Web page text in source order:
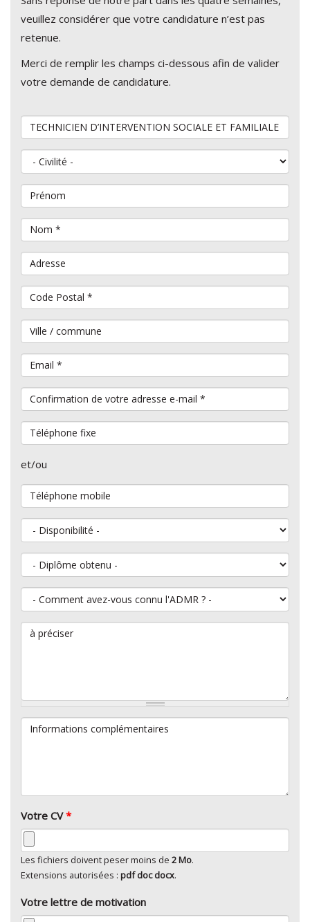
veuillez considérer que votre candidature n’est pas
retenue.
Merci de remplir les champs ci-dessous afin de valider
votre demande de candidature.
Vous souhaitez postuler au poste de
Civilité
Prénom
Nom*
Adresse
Code Postal*
Ville / commune
Email*
Confirmation de votre adresse e-mail*
Téléphone fixe
et/ou
Téléphone mobile
Disponibilité
Diplôme obtenu
Comment avez-vous connu l'ADMR ?
à préciser
Informations complémentaires
Votre CV*
Les fichiers doivent peser moins de 2 Mo.
Extensions autorisées : pdf doc docx.
Votre lettre de motivation